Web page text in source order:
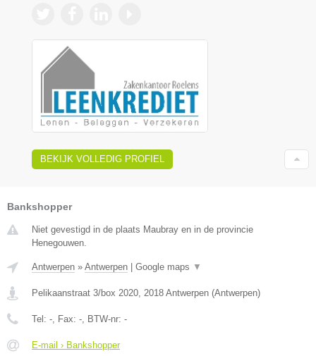
BEKIJK VOLLEDIG PROFIEL
Bankshopper
Niet gevestigd in de plaats Maubray en in de provincie
Henegouwen.
Antwerpen » Antwerpen Google maps ▼
Pelikaanstraat 3/box 2020 2018 Antwerpen (Antwerpen)
Tel: - , Fax: - , BTW-nr: -
E-mail › Bankshopper